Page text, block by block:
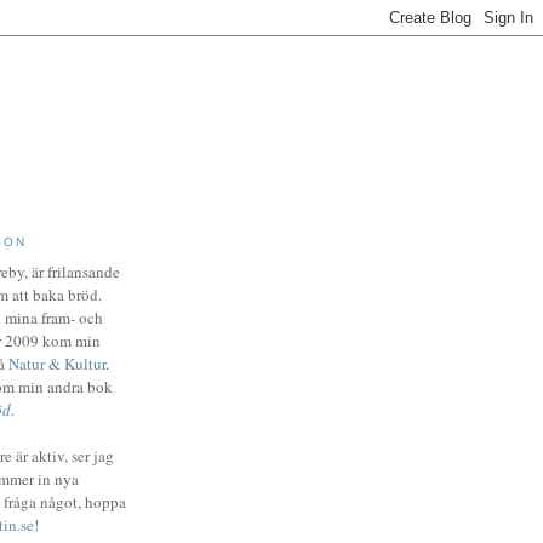
är frilansande
att baka bröd.
fram- och
2009 kom min
Natur & Kultur.
min andra bok
.
är aktiv, ser jag
in nya
något, hoppa
!